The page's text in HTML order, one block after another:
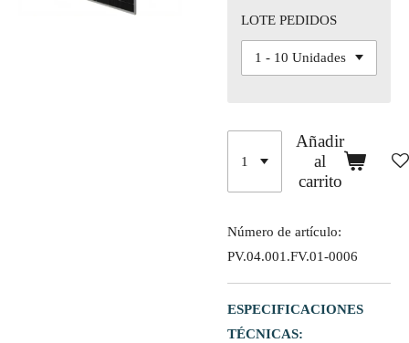
LOTE PEDIDOS
Añadir
al
carrito
Número de artículo:
PV.04.001.FV.01-0006
ESPECIFICACIONES
TÉCNICAS: